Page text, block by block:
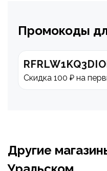
Промокоды
Скидка 100 ₽ на
Другие